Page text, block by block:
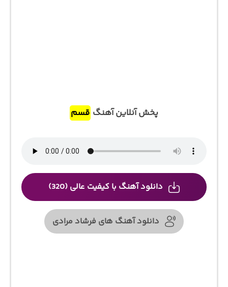
پخش آنلاین آهنگ قسم
دانلود آهنگ با کیفیت عالی (320)
دانلود آهنگ های فرشاد مرادی